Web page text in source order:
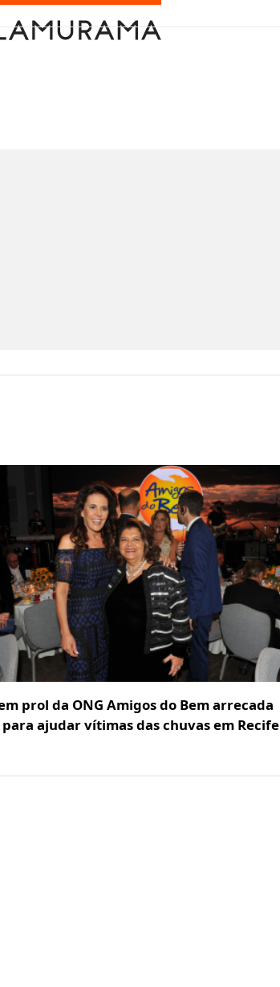
prol da ONG Amigos do Bem arrecada
ajudar vítimas das chuvas em Recife